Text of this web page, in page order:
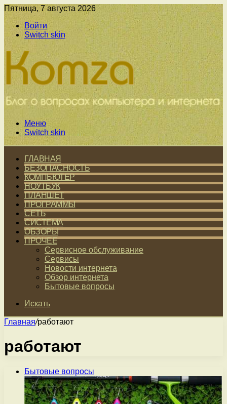
Пятница, 7 августа 2026
Войти
Switch skin
Меню
Switch skin
ГЛАВНАЯ
БЕЗОПАСНОСТЬ
КОМПЬЮТЕР
НОУТБУК
ПЛАНШЕТ
ПРОГРАММЫ
СЕТЬ
СИСТЕМА
ОБЗОРЫ
ПРОЧЕЕ
Сервисное обслуживание
Сервисы
Новости интернета
Обзор интернета
Бытовые вопросы
Искать
Главная/работают
работают
Бытовые вопросы